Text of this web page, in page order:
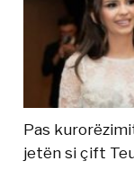
Pas
jetën si çift